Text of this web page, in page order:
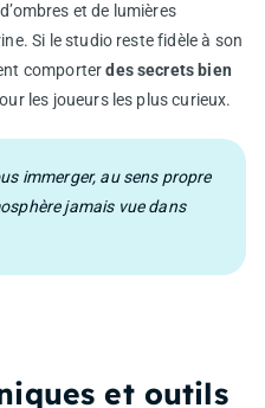
et de lumières
Si le studio reste fidèle à son
comporterdes secrets bien
les joueurs les plus curieux.
immerger, au sens propre
jamais vue dans
et outils